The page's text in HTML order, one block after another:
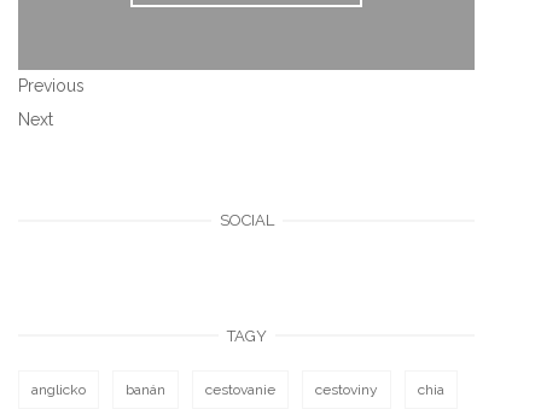
Previous
Next
SOCIAL
TAGY
anglicko banán cestovanie cestoviny chia